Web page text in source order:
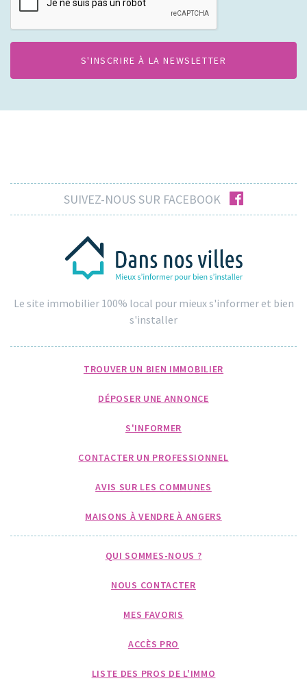
SUIVEZ-NOUS SUR FACEBOOK facebook
Le site immobilier 100% local pour mieux s'informer et bien
s'installer
TROUVER UN BIEN IMMOBILIER
DÉPOSER UNE ANNONCE
S'INFORMER
CONTACTER UN PROFESSIONNEL
AVIS SUR LES COMMUNES
MAISONS À VENDRE À ANGERS
QUI SOMMES-NOUS ?
NOUS CONTACTER
MES FAVORIS
ACCÈS PRO
LISTE DES PROS DE L'IMMO